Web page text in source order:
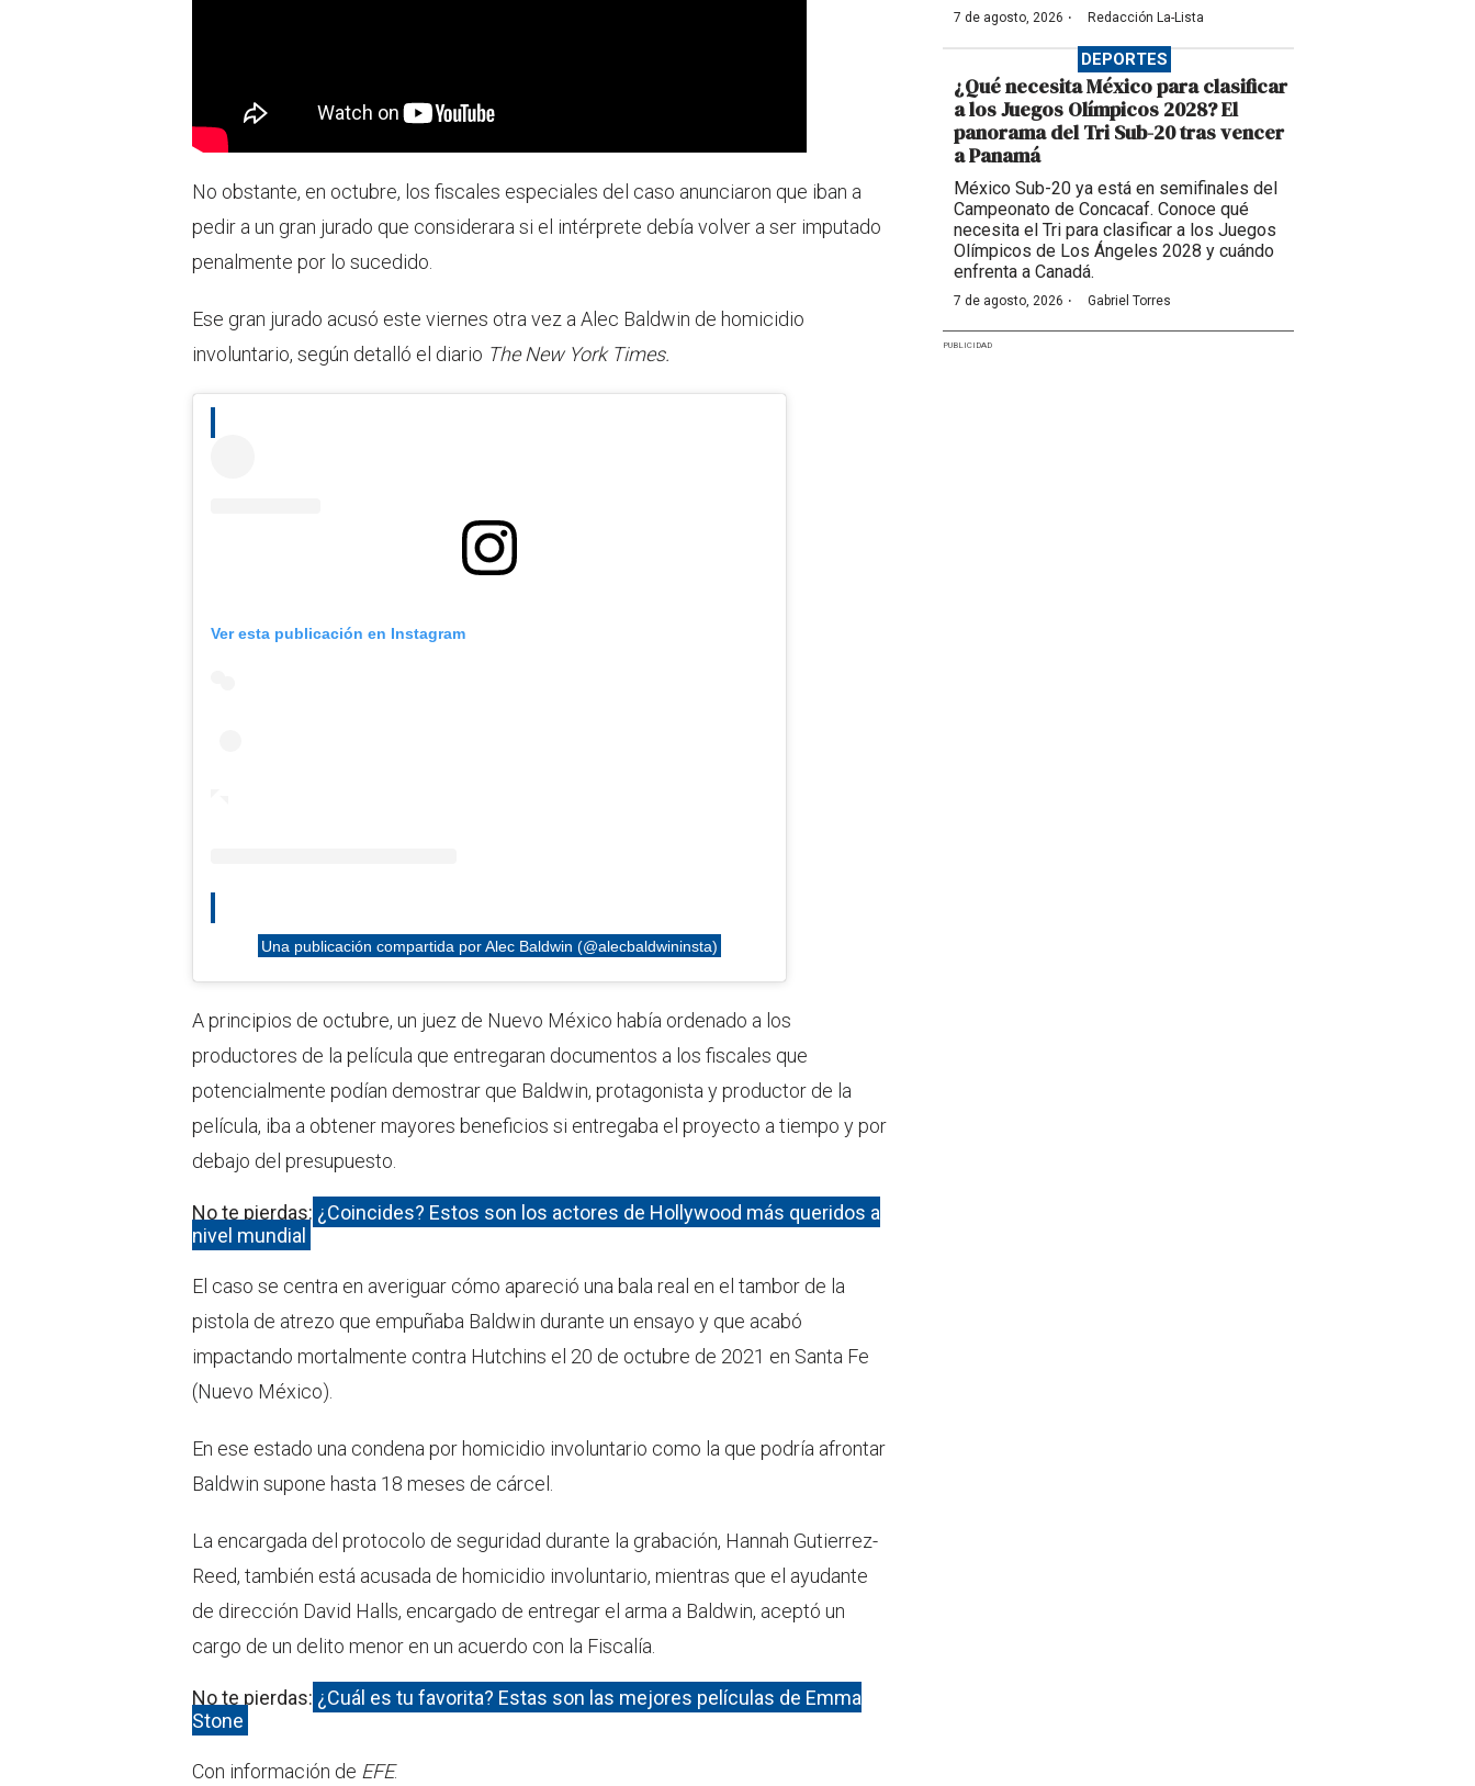
No obstante, en octubre, los fiscales especiales del caso anunciaron que iban a
pedir a un gran jurado que considerara si el intérprete debía volver a ser imputado
penalmente por lo sucedido.
Ese gran jurado acusó este viernes otra vez a Alec Baldwin de homicidio
involuntario, según detalló el diario The New York Times.
Ver esta publicación en Instagram
Una publicación compartida por Alec Baldwin (@alecbaldwininsta)
A principios de octubre, un juez de Nuevo México había ordenado a los
productores de la película que entregaran documentos a los fiscales que
potencialmente podían demostrar que Baldwin, protagonista y productor de la
película, iba a obtener mayores beneficios si entregaba el proyecto a tiempo y por
debajo del presupuesto.
No te pierdas: ¿Coincides? Estos son los actores de Hollywood más queridos a
nivel mundial
El caso se centra en averiguar cómo apareció una bala real en el tambor de la
pistola de atrezo que empuñaba Baldwin durante un ensayo y que acabó
impactando mortalmente contra Hutchins el 20 de octubre de 2021 en Santa Fe
(Nuevo México).
En ese estado una condena por homicidio involuntario como la que podría afrontar
Baldwin supone hasta 18 meses de cárcel.
La encargada del protocolo de seguridad durante la grabación, Hannah Gutierrez-
Reed, también está acusada de homicidio involuntario, mientras que el ayudante
de dirección David Halls, encargado de entregar el arma a Baldwin, aceptó un
cargo de un delito menor en un acuerdo con la Fiscalía.
No te pierdas: ¿Cuál es tu favorita? Estas son las mejores películas de Emma
Stone
Con información de EFE.
7 de agosto, 2026 · Redacción La-Lista
DEPORTES
¿Qué necesita México para clasificar
a los Juegos Olímpicos 2028? El
panorama del Tri Sub-20 tras vencer
a Panamá
México Sub-20 ya está en semifinales del
Campeonato de Concacaf. Conoce qué
necesita el Tri para clasificar a los Juegos
Olímpicos de Los Ángeles 2028 y cuándo
enfrenta a Canadá.
7 de agosto, 2026 · Gabriel Torres
PUBLICIDAD